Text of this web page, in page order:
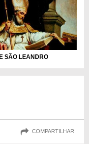
SÃO LEANDRO
COMPARTILHAR